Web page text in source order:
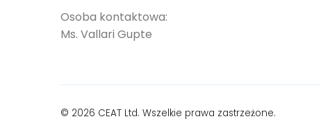
Osoba kontaktowa:
Ms. Vallari Gupte
© 2026 CEAT Ltd. Wszelkie prawa zastrzeżone.